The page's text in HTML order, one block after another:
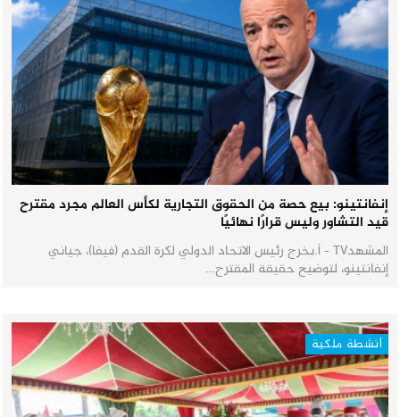
إنفانتينو: بيع حصة من الحقوق التجارية لكأس العالم مجرد مقترح
قيد التشاور وليس قرارًا نهائيًا
المشهدTV - أ.بخرج رئيس الاتحاد الدولي لكرة القدم (فيفا)، جياني
إنفانتينو، لتوضيح حقيقة المقترح…
أنشطة ملكية